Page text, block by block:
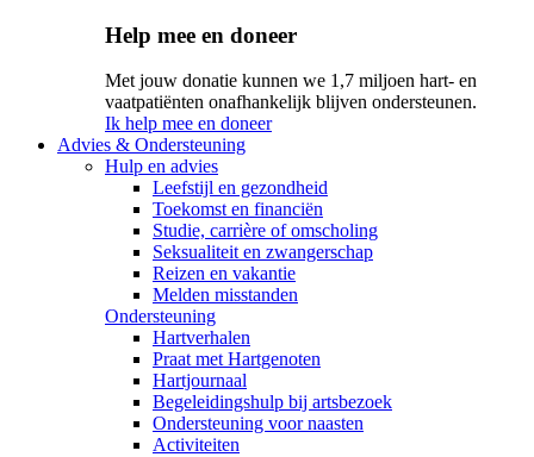
Help mee en doneer
Met jouw donatie kunnen we 1,7 miljoen hart- en
vaatpatiënten onafhankelijk blijven ondersteunen.
Ik help mee en doneer
Advies & Ondersteuning
Hulp en advies
Leefstijl en gezondheid
Toekomst en financiën
Studie, carrière of omscholing
Seksualiteit en zwangerschap
Reizen en vakantie
Melden misstanden
Ondersteuning
Hartverhalen
Praat met Hartgenoten
Hartjournaal
Begeleidingshulp bij artsbezoek
Ondersteuning voor naasten
Activiteiten